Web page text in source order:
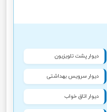
دیوار پشت تلویزیون
دیوار سرویس بهداشتی
دیوار اتاق خواب